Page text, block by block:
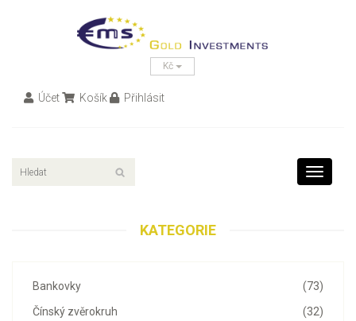
Kč
Účet Košík Přihlásit
Toggle
KATEGORIE
(73)
Bankovky
(32)
Čínský zvěrokruh